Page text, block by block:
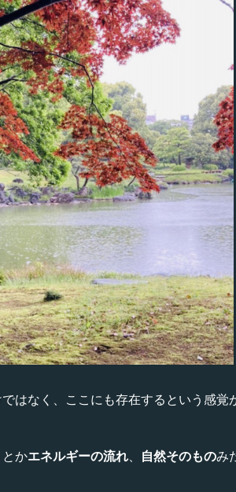
はなく、ここにも存在するという感覚
とかエネルギーの流れ、 自然そのものみ